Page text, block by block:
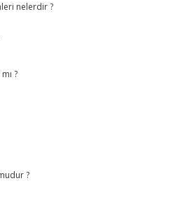
nelerdir ?
?
?